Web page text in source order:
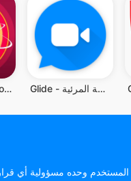
Phoner 2nd Phone Number + Text Glide - تطبيق الدردشة المرئية